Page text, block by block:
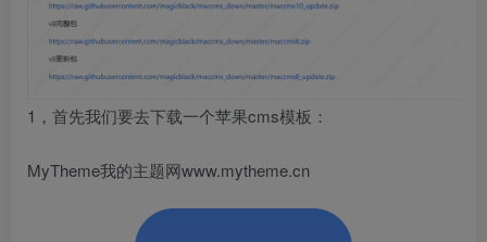
1，首先我们要去下载一个苹果cms模板：
MyTheme我的主题网​www.mytheme.cn